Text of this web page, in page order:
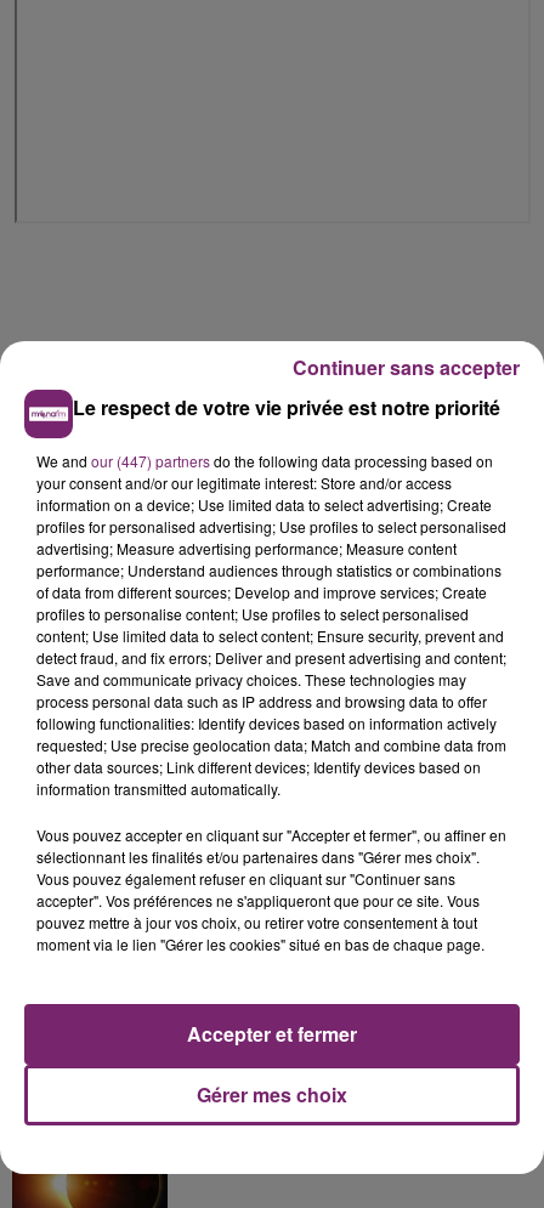
éclipse solaire du 12 Août 2026
Le respect de votre vie privée est notre priorité
We and our (447) partnersdo the following data processing based on
your consent and/or our legitimate interest: Store and/or access
information on a device; Use limited data to select advertising; Create
profiles for personalised advertising; Use profiles to select personalised
advertising; Measure advertising performance; Measure content
performance; Understand audiences through statistics or combinations
of data from different sources; Develop and improve services; Create
profiles to personalise content; Use profiles to select personalised
content; Use limited data to select content; Ensure security, prevent and
detect fraud, and fix errors; Deliver and present advertising and content;
Save and communicate privacy choices. These technologies may
process personal data such as IP address and browsing data to offer
following functionalities: Identify devices based on information actively
requested; Use precise geolocation data; Match and combine data from
other data sources; Link different devices; Identify devices based on
information transmitted automatically.
Vous pouvez accepter en cliquant sur "Accepter et fermer", ou affiner en
sélectionnant les finalités et/ou partenaires dans "Gérer mes choix".
Vous pouvez également refuser en cliquant sur "Continuer sans
accepter". Vos préférences ne s'appliqueront que pour ce site. Vous
pouvez mettre à jour vos choix, ou retirer votre consentement à tout
moment via le lien "Gérer les cookies" situé en bas de chaque page.
Gérer mes choix
Accepter et fermer
Continuer sans accepter